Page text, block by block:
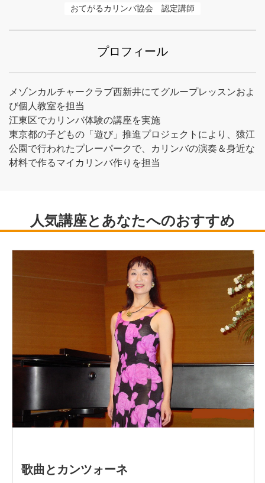
おてがるカリンバ協会　認定講師
プロフィール
メゾンカルチャークラブ西新井にてグループレッスンおよ
び個人教室を担当
江東区でカリンバ体験の講座を実施
東京都の子どもの「遊び」推進プロジェクトにより、猿江
公園で行われたプレーパークで、カリンバの演奏＆身近な
材料で作るマイカリンバ作りを担当